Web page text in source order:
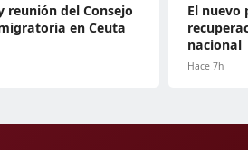
reunión del Consejo
en Ceuta
El nuevo
nacional
Hace 7h